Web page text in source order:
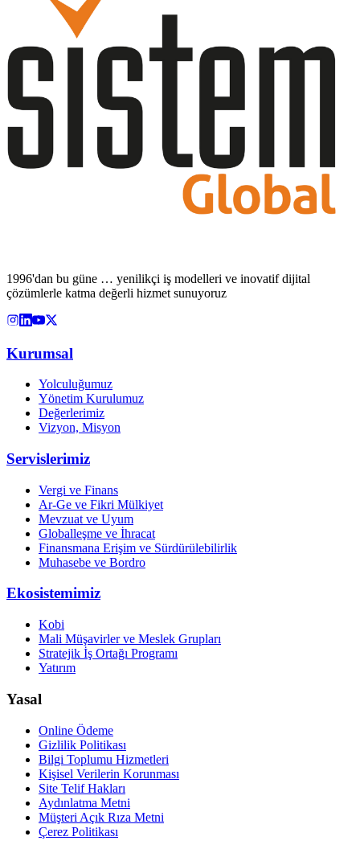
1996'dan bu güne … yenilikçi iş modelleri ve inovatif dijital
çözümlerle katma değerli hizmet sunuyoruz
Kurumsal
Yolculuğumuz
Yönetim Kurulumuz
Değerlerimiz
Vizyon, Misyon
Servislerimiz
Vergi ve Finans
Ar-Ge ve Fikri Mülkiyet
Mevzuat ve Uyum
Globalleşme ve İhracat
Finansmana Erişim ve Sürdürülebilirlik
Muhasebe ve Bordro
Ekosistemimiz
Kobi
Mali Müşavirler ve Meslek Grupları
Stratejik İş Ortağı Programı
Yatırım
Yasal
Online Ödeme
Gizlilik Politikası
Bilgi Toplumu Hizmetleri
Kişisel Verilerin Korunması
Site Telif Hakları
Aydınlatma Metni
Müşteri Açık Rıza Metni
Çerez Politikası